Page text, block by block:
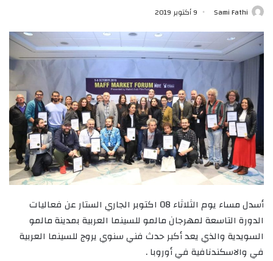
Sami Fathi 9 أكتوبر 2019
أسدل مساء يوم الثلاثاء 08 اكتوبر الجاري الستار عن فعاليات
الدورة التاسعة لمهرجان مالمو للسينما العربية بمدينة مالمو
السويدية والذي يعد أكبر حدث فني سنوي يروج للسينما العربية
في والاسكندنافية في أوروبا .